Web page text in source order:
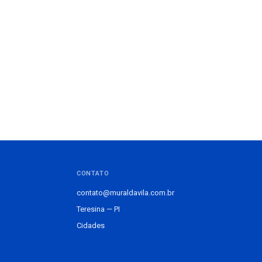
CONTATO
contato@muraldavila.com.br
Teresina — PI
Cidades